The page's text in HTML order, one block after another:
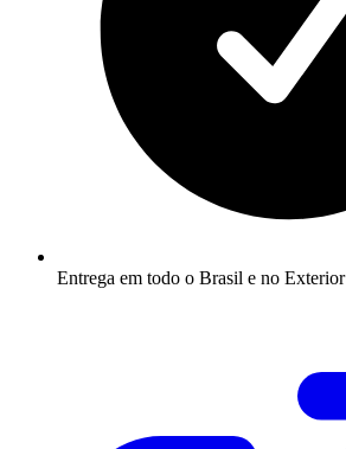
Entrega em todo o Brasil e no Exterior